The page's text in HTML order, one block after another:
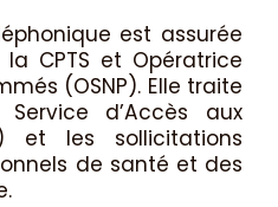
est assurée
CPTS et Opératrice
(OSNP). Elle traite
d’Accès aux
et les sollicitations
de santé et des